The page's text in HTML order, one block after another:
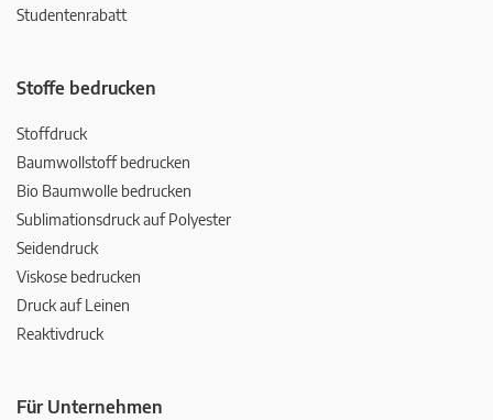
Studentenrabatt
Stoffe bedrucken
Stoffdruck
Baumwollstoff bedrucken
Bio Baumwolle bedrucken
Sublimationsdruck auf Polyester
Seidendruck
Viskose bedrucken
Druck auf Leinen
Reaktivdruck
Für Unternehmen